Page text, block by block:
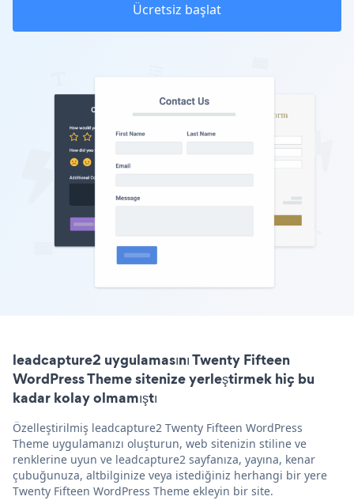
Ücretsiz başlat
leadcapture2 uygulamasını Twenty Fifteen
WordPress Theme sitenize yerleştirmek hiç bu
kadar kolay olmamıştı
Özelleştirilmiş leadcapture2 Twenty Fifteen WordPress
Theme uygulamanızı oluşturun, web sitenizin stiline ve
renklerine uyun ve leadcapture2 sayfanıza, yayına, kenar
çubuğunuza, altbilginize veya istediğiniz herhangi bir yere
Twenty Fifteen WordPress Theme ekleyin bir site.